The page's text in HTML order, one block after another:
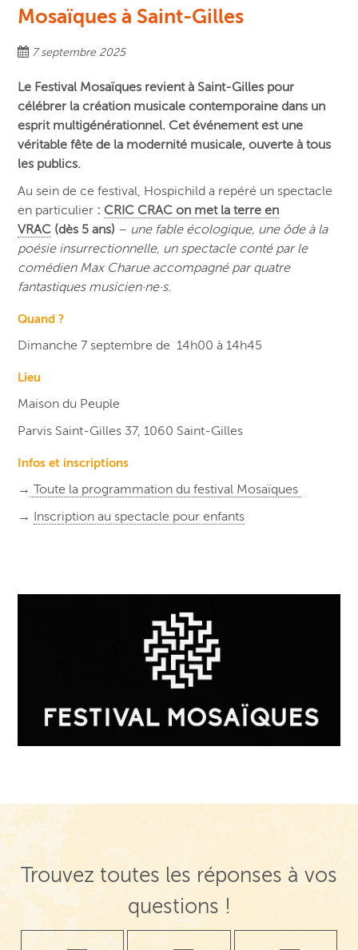
Mosaïques à Saint-Gilles
7 septembre 2025
Le Festival Mosaïques revient à Saint-Gilles pour
célébrer la création musicale contemporaine dans un
esprit multigénérationnel. Cet événement est une
véritable fête de la modernité musicale, ouverte à tous
les publics.
Au sein de ce festival, Hospichild a repéré un spectacle
en particulier : CRIC CRAC on met la terre en
VRAC (dès 5 ans) – une fable écologique, une ôde à la
poésie insurrectionnelle, un spectacle conté par le
comédien Max Charue accompagné par quatre
fantastiques musicien·ne·s.
Quand ?
Dimanche 7 septembre de 14h00 à 14h45
Lieu
Maison du Peuple
Parvis Saint-Gilles 37, 1060 Saint-Gilles
Infos et inscriptions
→ Toute la programmation du festival Mosaïques
→ Inscription au spectacle pour enfants
Trouvez toutes les réponses à vos
questions !